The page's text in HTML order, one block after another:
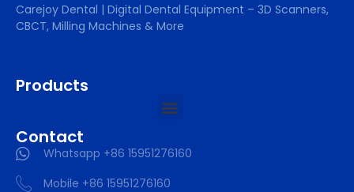
Carejoy Dental | Digital Dental Equipment – 3D Scanners,
CBCT, Milling Machines & More
Products
Contact
Whatsapp +86 15951276160
Mobile +86 15951276160